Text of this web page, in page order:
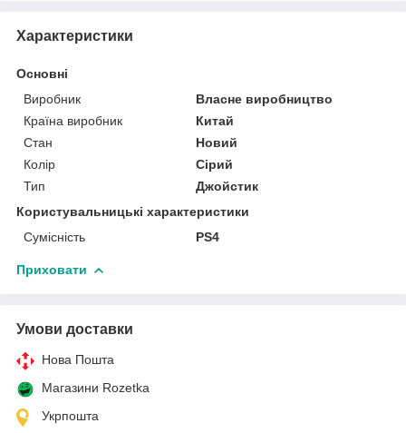
Характеристики
Основні
Виробник
Власне виробництво
Країна виробник
Китай
Стан
Новий
Колір
Сірий
Тип
Джойстик
Користувальницькі характеристики
Сумісність
PS4
Приховати
Умови доставки
Нова Пошта
Магазини Rozetka
Укрпошта